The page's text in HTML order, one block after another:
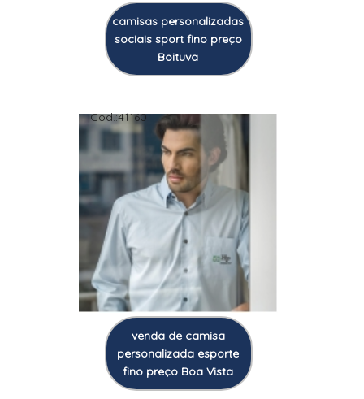
camisas personalizadas
sociais sport fino preço
Boituva
Cod.:41160
venda de camisa
personalizada esporte
fino preço Boa Vista